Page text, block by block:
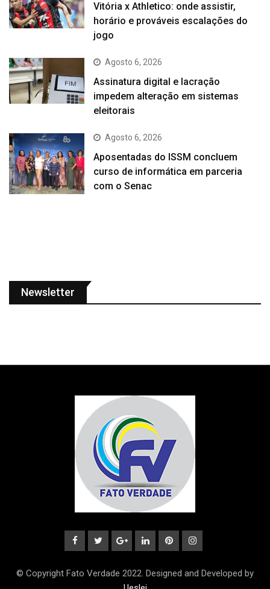
Vitória x Athletico: onde assistir,
horário e prováveis escalações do
jogo
Agosto 6, 2026
Assinatura digital e lacração
impedem alteração em sistemas
eleitorais
Agosto 6, 2026
Aposentadas do ISSM concluem
curso de informática em parceria
com o Senac
Newsletter
© Copyright Fato Verdade 2022. Designed and Developed by